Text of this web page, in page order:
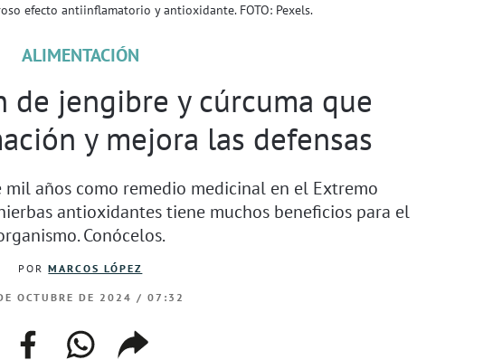
efecto antiinflamatorio y antioxidante. FOTO: Pexels.
ALIMENTACIÓN
de jengibre y cúrcuma que
y mejora las defensas
mil años como remedio medicinal en el Extremo
antioxidantes tiene muchos beneficios para el
Conócelos.
PORMARCOS LÓPEZ
OCTUBRE DE 2024 / 07:32
facebookwhatsapp
copiar